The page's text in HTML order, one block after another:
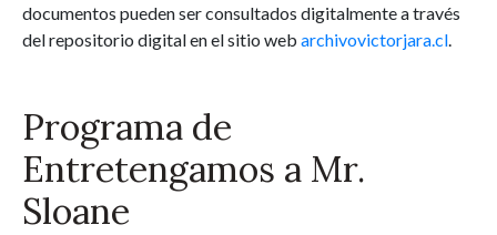
documentos pueden ser consultados digitalmente a través
del repositorio digital en el sitio web archivovictorjara.cl
Programa de
Entretengamos a Mr.
Sloane